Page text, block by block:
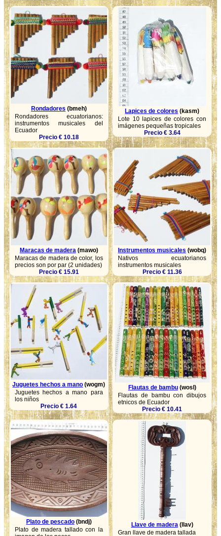
Rondadores (bmeh)
Rondadores ecuatorianos:
instrumentos musicales del
Ecuador
Precio € 10.18
Lapices de colores (kasm)
Lote 10 lapices de colores con
imágenes pequeñas tropicales
Precio € 3.64
Maracas de madera (mawo)
Maracas de madera de color, los
precios son por par (2 unidades)
Precio € 15.91
Instrumentos musicales (wobq)
Nativos ecuatorianos
instrumentos musicales
Precio € 11.36
Juguetes hechos a mano (wogm)
Juguetes hechos a mano para
los niños
Precio € 1.64
Flautas de bambu(wosl)
Flautas de bambu con dibujos
etnicos de Ecuador
Precio € 10.41
Plato de pescado(bndj)
Plato de madera tallado con la
Llave de madera (llav)
Gran llave de madera tallada